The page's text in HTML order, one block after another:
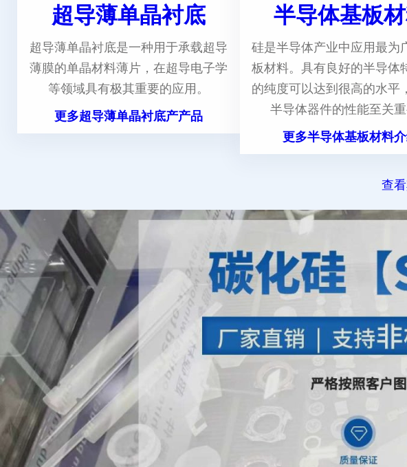
超导薄单晶衬底
超导薄单晶衬底是一种用于承载超导
薄膜的单晶材料薄片，在超导电子学
等领域具有极其重要的应用。
更多超导薄单晶衬底产产品
半导体基板
硅是半导体产业中应用最为
板材料。具有良好的半导体
的纯度可以达到很高的水平
半导体器件的性能至关重
更多半导体基板材料
查